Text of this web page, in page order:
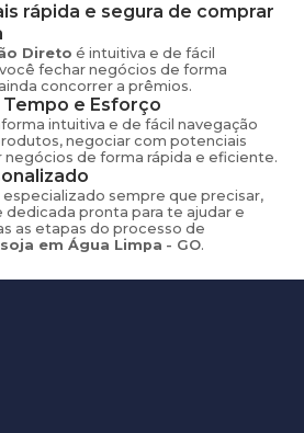
rápida e segura de comprar
Direto é intuitiva e de fácil
fechar negócios de forma
concorrer a prêmios.
e Esforço
intuitiva e de fácil navegação
negociar com potenciais
negócios de forma rápida e eficiente.
sempre que precisar,
dedicada pronta para te ajudar e
as etapas do processo de
soja em Água Limpa - GO.